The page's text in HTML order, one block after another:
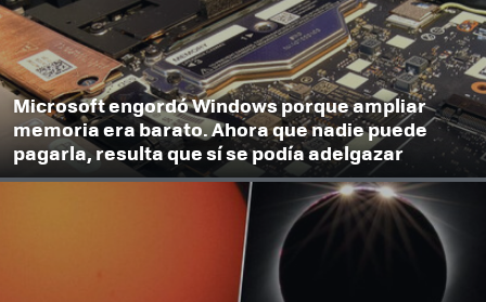
Microsoft engordó Windows porque ampliar
memoria era barato. Ahora que nadie puede
pagarla, resulta que sí se podía adelgazar